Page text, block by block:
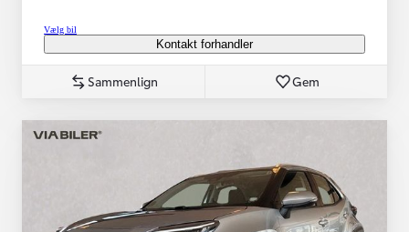
Vælg bil
Kontakt forhandler
Sammenlign Gem